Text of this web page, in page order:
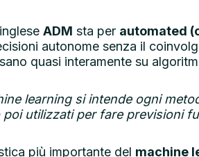
ADM sta per automated
autonome senza il
quasi interamente su
learning si intende ogni
poi utilizzati per fare previsioni
più importante del machine